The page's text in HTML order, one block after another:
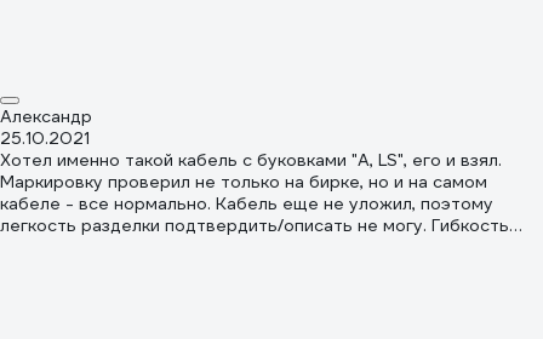
Александр
25.10.2021
Хотел именно такой кабель с буковками "А, LS", его и взял.
Маркировку проверил не только на бирке, но и на самом
кабеле - все нормально. Кабель еще не уложил, поэтому
легкость разделки подтвердить/описать не могу. Гибкость